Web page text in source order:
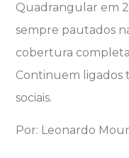
Quadrangular em
sempre pautados
cobertura completa
Continuem ligados
sociais.
Por: Leonardo